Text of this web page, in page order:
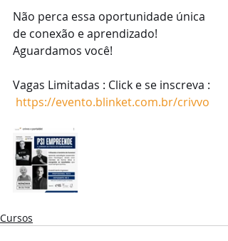
Não perca essa oportunidade única
de conexão e aprendizado!
Aguardamos você!
Vagas Limitadas : Click e se inscreva :
https://evento.blinket.com.br/crivvo
Cursos